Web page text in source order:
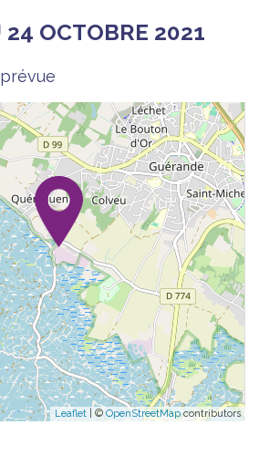
24 OCTOBRE 2021
Leaflet | © OpenStreetMapcontributors